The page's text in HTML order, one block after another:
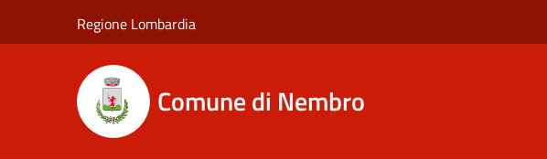
Regione Lombardia
Comune di Nembro